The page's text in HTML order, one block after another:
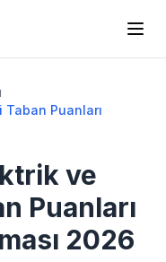
Taban Puanları
ve
Puanları
2026